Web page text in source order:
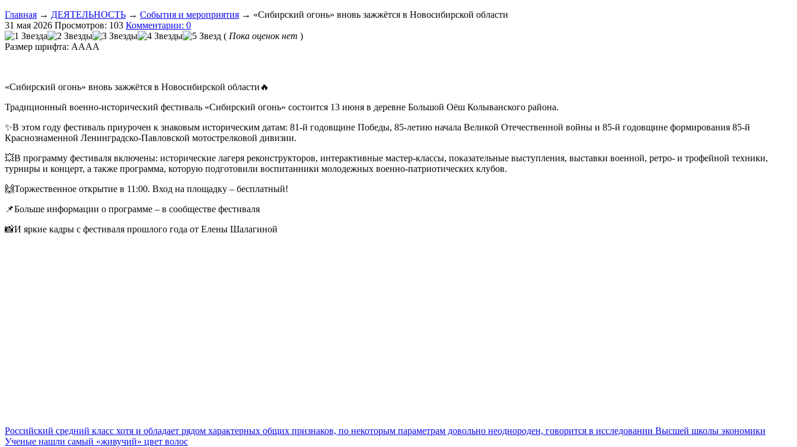
Главная → ДЕЯТЕЛЬНОСТЬ → События и мероприятия → «Сибирский огонь» вновь зажжётся в Новосибирской области
31 мая 2026 Просмотров: 103 Комментарии: 0
( Пока оценок нет )
Размер шрифта: AAAA
«Сибирский огонь» вновь зажжётся в Новосибирской области🔥
Традиционный военно-исторический фестиваль «Сибирский огонь» состоится 13 июня в деревне Большой Оёш Колыванского района.
✨В этом году фестиваль приурочен к знаковым историческим датам: 81-й годовщине Победы, 85-летию начала Великой Отечественной войны и 85-й годовщине формирования 85-й
Краснознаменной Ленинградско-Павловской мотострелковой дивизии.
💥В программу фестиваля включены: исторические лагеря реконструкторов, интерактивные мастер-классы, показательные выступления, выставки военной, ретро- и трофейной техники,
турниры и концерт, а также программа, которую подготовили воспитанники молодежных военно-патриотических клубов.
🙌Торжественное открытие в 11:00. Вход на площадку – бесплатный!
📌Больше информации о программе – в сообществе фестиваля
📸И яркие кадры с фестиваля прошлого года от Елены Шалагиной
Российский средний класс хотя и обладает рядом характерных общих признаков, по некоторым параметрам довольно неоднороден, говорится в исследовании Высшей школы экономики
Ученые нашли самый «живучий» цвет волос